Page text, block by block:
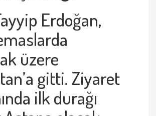
Erdoğan,
üzere
gitti. Ziyaret
ilk durağı